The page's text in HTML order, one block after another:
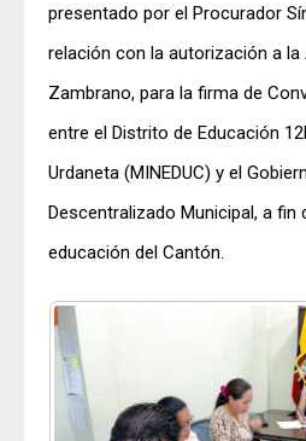
presentado por el Procurador
relación con la autorización a la
Zambrano, para la firma de
entre el Distrito de Educación
Urdaneta (MINEDUC) y el
Descentralizado Municipal, a fin
educación del Cantón.